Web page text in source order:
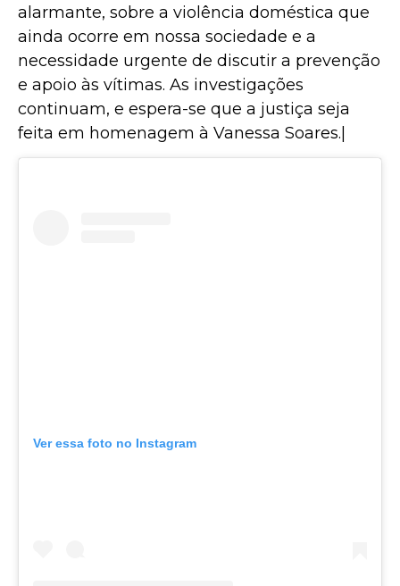
alarmante, sobre a violência doméstica que
ainda ocorre em nossa sociedade e a
necessidade urgente de discutir a prevenção
e apoio às vítimas. As investigações
continuam, e espera-se que a justiça seja
feita em homenagem à Vanessa Soares.|
Ver essa foto no Instagram